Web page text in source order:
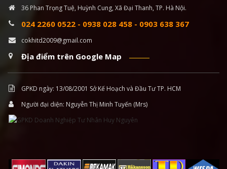
36 Phan Trọng Tuệ, Huỳnh Cung, Xã Đại Thanh, TP. Hà Nội.
024 2260 0522 - 0938 028 458 - 0903 638 367
cokhitd2009@gmail.com
Địa điểm trên Google Map
GPKD ngày: 13/08/2001 Sở Kế Hoạch và Đầu Tư TP. HCM
Người đại diện: Nguyễn Thị Minh Tuyến (Mrs)